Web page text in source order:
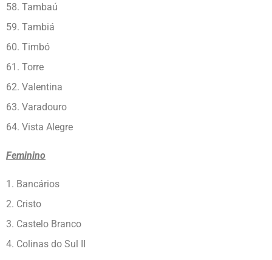
58. Tambaú
59. Tambiá
60. Timbó
61. Torre
62. Valentina
63. Varadouro
64. Vista Alegre
Feminino
1. Bancários
2. Cristo
3. Castelo Branco
4. Colinas do Sul II